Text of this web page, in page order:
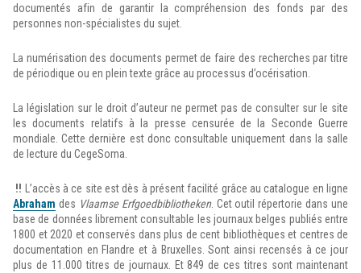
documentés afin de garantir la compréhension des fonds par des
personnes non-spécialistes du sujet.
La numérisation des documents permet de faire des recherches par titre
de périodique ou en plein texte grâce au processus d’océrisation.
La législation sur le droit d’auteur ne permet pas de consulter sur le site
les documents relatifs à la presse censurée de la Seconde Guerre
mondiale. Cette dernière est donc consultable uniquement dans la salle
de lecture du CegeSoma.
!! L’accès à ce site est dès à présent facilité grâce au catalogue en ligne
Abraham des Vlaamse Erfgoedbibliotheken. Cet outil répertorie dans une
base de données librement consultable les journaux belges publiés entre
1800 et 2020 et conservés dans plus de cent bibliothèques et centres de
documentation en Flandre et à Bruxelles. Sont ainsi recensés à ce jour
plus de 11.000 titres de journaux. Et 849 de ces titres sont maintenant